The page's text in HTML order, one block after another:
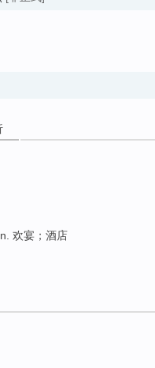
欢宴；酒店